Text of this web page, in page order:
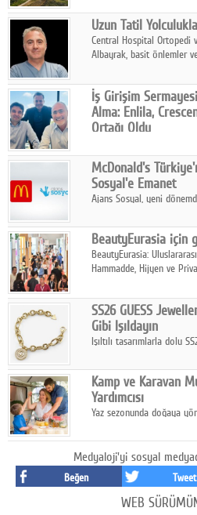
Uzun Tatil
Central Hospital Ortopedi
Albayrak, basit önlemler
İş Girişim
Alma: Enlila,
Ortağı Oldu
stratejisini uluslararası
tamamladı.
McDonald's
Sosyal'e Emanet
Ajans Sosyal, yeni
BeautyEurasia için
BeautyEurasia:
Hammadde, Hijyen ve
SS26 GUESS
Gibi Işıldayın
Işıltılı tasarımlarla dolu
dokunuşunu taşıyor.
Kamp ve Karavan
Yardımcısı
Yaz sezonunda doğaya
temizlik sağlayan,
ediyor.
Medyaloji'yi sosyal
Beğen Tweet
WEB